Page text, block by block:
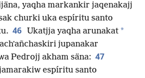
yaqha markankir jaqenakajj
churki uka espíritu santo
46 Ukatjja yaqha arunakat *
jupanakar
Pedrojj akham säna: 47
espíritu santo